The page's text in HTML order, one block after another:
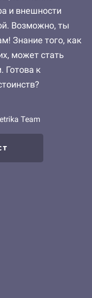
и внешности
Возможно, ты
Знание того, как
может стать
Готова к
Team